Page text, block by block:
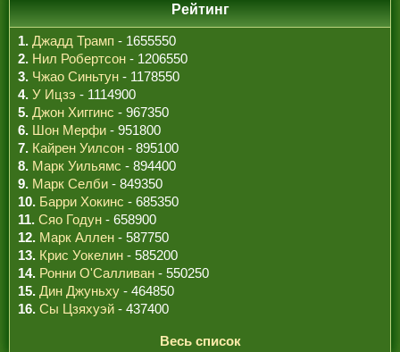
Рейтинг
1. Джадд Трамп - 1655550
2. Нил Робертсон - 1206550
3. Чжао Синьтун - 1178550
4. У Ицзэ - 1114900
5. Джон Хиггинс - 967350
6. Шон Мерфи - 951800
7. Кайрен Уилсон - 895100
8. Марк Уильямс - 894400
9. Марк Селби - 849350
10. Барри Хокинс - 685350
11. Сяо Годун - 658900
12. Марк Аллен - 587750
13. Крис Уокелин - 585200
14. Ронни О'Салливан - 550250
15. Дин Джуньху - 464850
16. Сы Цзяхуэй - 437400
Весь список